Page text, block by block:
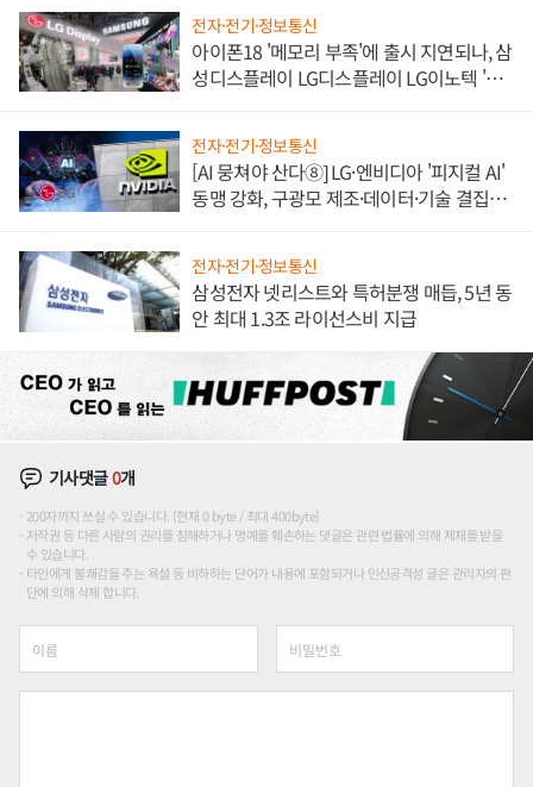
전자·전기·정보통신
아이폰18 '메모리 부족'에 출시 지연되나, 삼
성디스플레이 LG디스플레이 LG이노텍 '탈
전자·전기·정보통신
[AI 뭉쳐야 산다⑧] LG·엔비디아 '피지컬 AI'
동맹 강화, 구광모 제조·데이터·기술 결집
전자·전기·정보통신
삼성전자 넷리스트와 특허분쟁 매듭, 5년 동
안 최대 1.3조 라이선스비 지급
기사댓글0개
200자까지 쓰실 수 있습니다. (현재 0 byte / 최대 400byte)
저작권 등 다른 사람의 권리를 침해하거나 명예를 훼손하는 댓글은 관련 법률에 의해 제재를 받을
수 있습니다.
타인에게 불쾌감을 주는 욕설 등 비하하는 단어가 내용에 포함되거나 인신공격성 글은 관리자의 판
단에 의해 삭제 합니다.